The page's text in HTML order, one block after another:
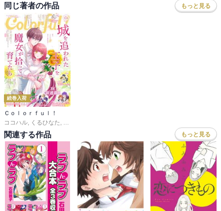
同じ著者の作品 もっと見る
続巻入荷
Ｃｏｌｏｒｆｕｌ！
ココハル, くるひなた, 春乃ミコ
関連する作品 もっと見る